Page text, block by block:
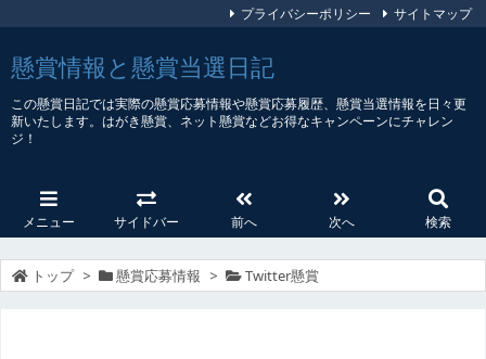
懸賞情報と懸賞当選日記
この懸賞日記では実際の懸賞応募情報や懸賞応募履歴、懸賞当選情報を日々更
新いたします。はがき懸賞、ネット懸賞などお得なキャンペーンにチャレン
ジ！
メニュー サイドバー 前へ 次へ 検索
プライバシーポリシー サイトマップ
トップ > 懸賞応募情報 > Twitter懸賞